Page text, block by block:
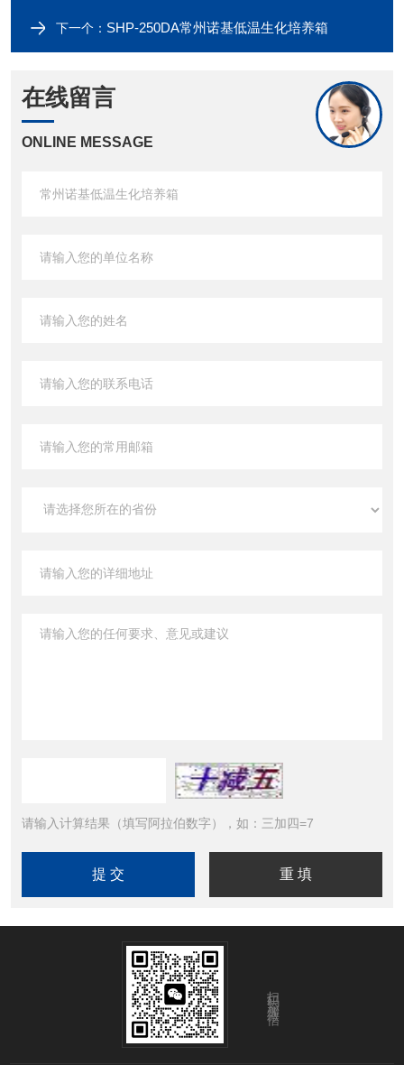
下一个： SHP-250DA常州诺基低温生化培养箱
在线留言
ONLINE MESSAGE
请输入计算结果（填写阿拉伯数字），如：三加四=7
扫码添加微信